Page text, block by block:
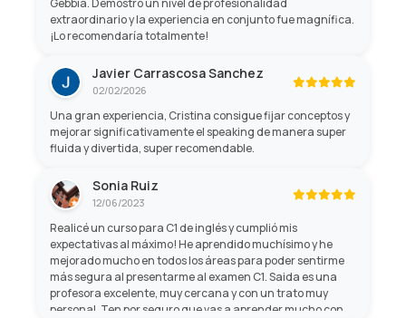
extraordinario y la experiencia en conjunto fue magnífica.
¡Lo recomendaría totalmente!
Javier Carrascosa Sanchez
02/02/2026
Una gran experiencia, Cristina consigue fijar conceptos y
mejorar significativamente el speaking de manera super
fluida y divertida, super recomendable.
Sonia Ruiz
12/06/2023
Realicé un curso para C1 de inglés y cumplió mis
expectativas al máximo! He aprendido muchísimo y he
mejorado mucho en todos los áreas para poder sentirme
más segura al presentarme al examen C1. Saida es una
profesora excelente, muy cercana y con un trato muy
personal. Ten por seguro que vas a aprender mucho con